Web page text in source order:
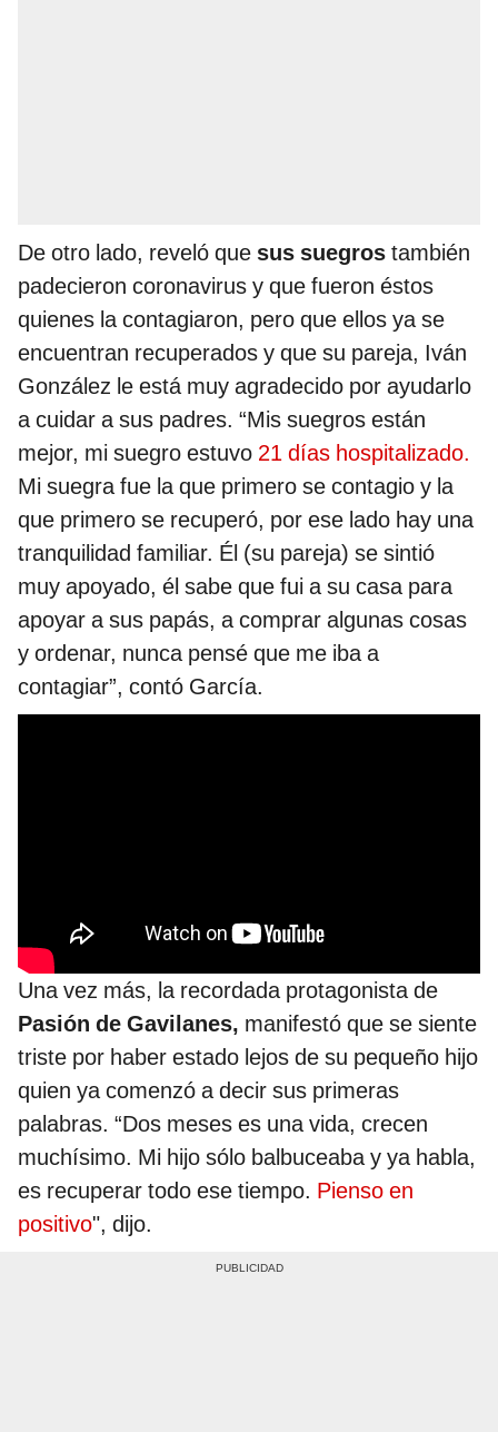
De otro lado, reveló que sus suegros también
padecieron coronavirus y que fueron éstos
quienes la contagiaron, pero que ellos ya se
encuentran recuperados y que su pareja, Iván
González le está muy agradecido por ayudarlo
a cuidar a sus padres. “Mis suegros están
mejor, mi suegro estuvo 21 días hospitalizado.
Mi suegra fue la que primero se contagio y la
que primero se recuperó, por ese lado hay una
tranquilidad familiar. Él (su pareja) se sintió
muy apoyado, él sabe que fui a su casa para
apoyar a sus papás, a comprar algunas cosas
y ordenar, nunca pensé que me iba a
contagiar”, contó García.
Una vez más, la recordada protagonista de
Pasión de Gavilanes, manifestó que se siente
triste por haber estado lejos de su pequeño hijo
quien ya comenzó a decir sus primeras
palabras. “Dos meses es una vida, crecen
muchísimo. Mi hijo sólo balbuceaba y ya habla,
es recuperar todo ese tiempo. Pienso en
positivo", dijo.